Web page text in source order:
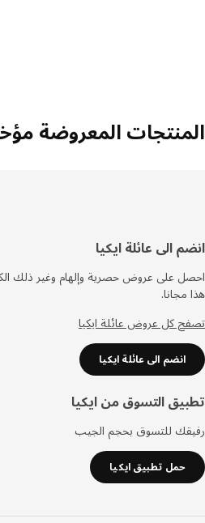
المعروضة مؤخراً
الى عائلة ايكيا
على عروض حصرية وإلهام وغير ذلك الكثير
كل عروض عائلة ايكيا
انضم الى عائلة ايكيا
التسوق من ايكيا
للتسوق بحجم الجيب
حمل تطبيق ايكيا